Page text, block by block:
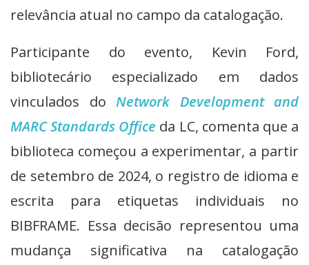
relevância atual no campo da catalogação.
Participante do evento, Kevin Ford,
bibliotecário especializado em dados
vinculados do Network Development and
MARC Standards Office da LC, comenta que a
biblioteca começou a experimentar, a partir
de setembro de 2024, o registro de idioma e
escrita para etiquetas individuais no
BIBFRAME. Essa decisão representou uma
mudança significativa na catalogação